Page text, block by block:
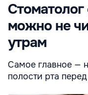
можно не
утрам
Самое главное —
полости рта